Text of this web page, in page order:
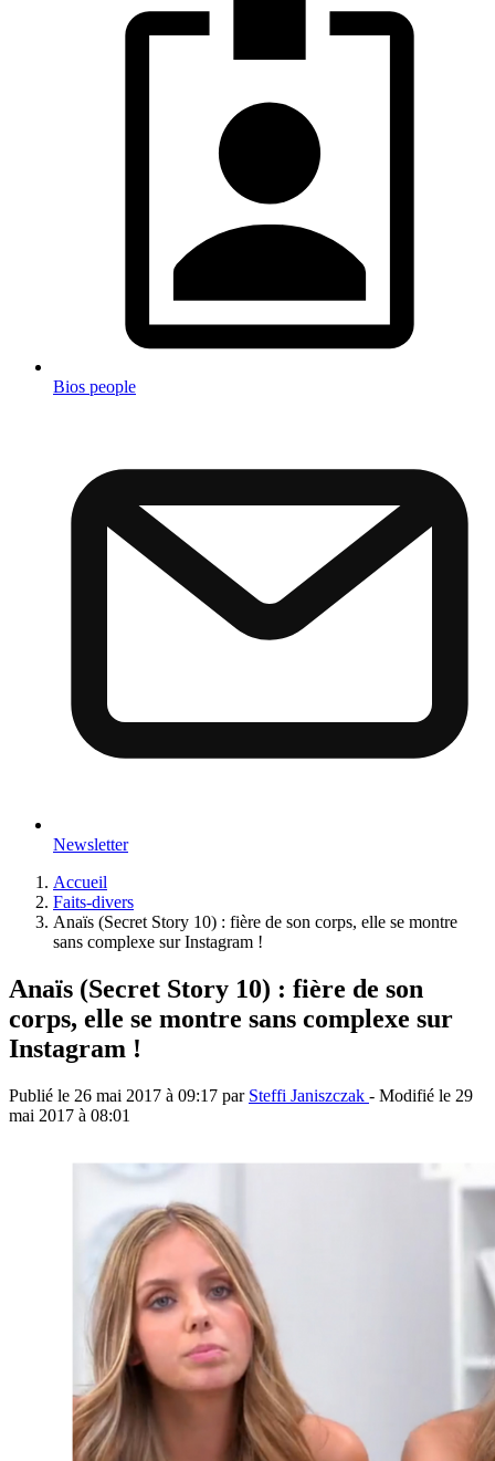
Bios people
Newsletter
Accueil
Faits-divers
Anaïs (Secret Story 10) : fière de son corps, elle se montre
sans complexe sur Instagram !
Anaïs (Secret Story 10) : fière de son
corps, elle se montre sans complexe sur
Instagram !
Publié le 26 mai 2017 à 09:17 par Steffi Janiszczak - Modifié le 29
mai 2017 à 08:01